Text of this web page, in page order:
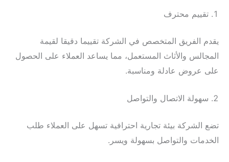
تقييم محترف
يقدم الفريق المتخصص في الشركة تقييما دقيقا لقيمة
المجالس والأثاث المستعمل، مما يساعد العملاء على الحصول
على عروض عادلة ومناسبة.
سهولة الاتصال والتواصل
تضع الشركة بيئة تجارية احترافية تسهل على العملاء طلب
الخدمات والتواصل بسهولة ويسر.